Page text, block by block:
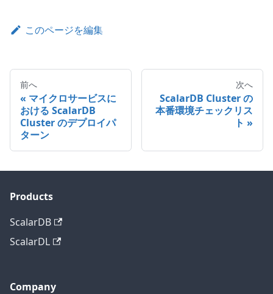
このページを編集
前へ
マイクロサービスに
おける ScalarDB
Cluster のデプロイパ
ターン
次へ
ScalarDB Cluster の
本番環境チェックリス
ト
Products
ScalarDB
ScalarDL
Company